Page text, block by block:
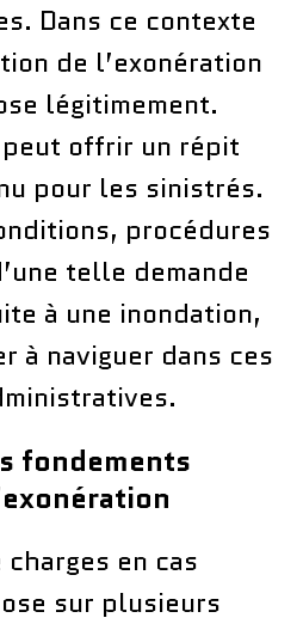
Dans ce contexte
de l’exonération
légitimement.
offrir un répit
pour les sinistrés.
procédures
telle demande
à une inondation,
à naviguer dans ces
fondements
charges en cas
sur plusieurs